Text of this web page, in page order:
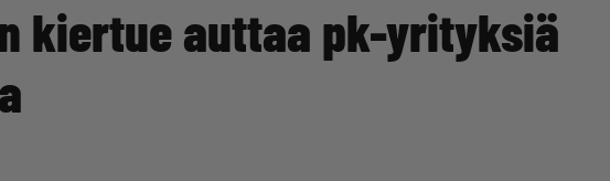
kiertue auttaa pk-yrityksiä